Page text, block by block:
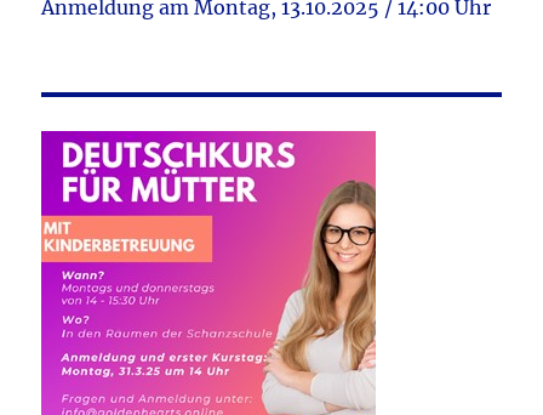
Anmeldung am Montag, 13.10.2025 / 14:00 Uhr